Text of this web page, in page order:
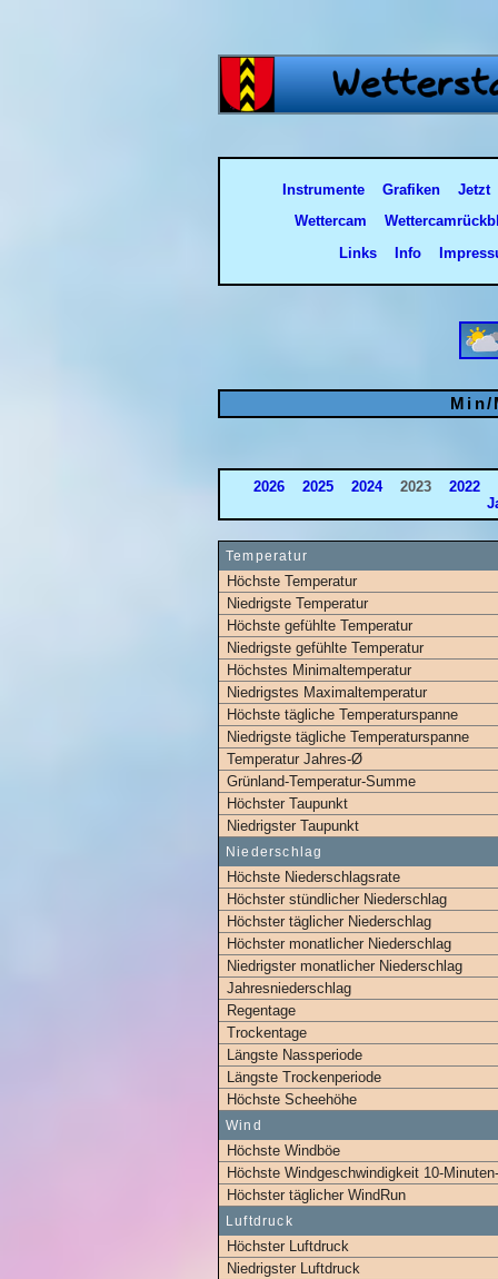
Instrumente Grafiken
Jetzt
Wettercam
Links
Info
Min/
2026 2025 2024 2023
2022
Temperatur
Höchste Temperatur
Niedrigste Temperatur
Höchste gefühlte Temperatur
Niedrigste gefühlte Temperatur
Höchstes Minimaltemperatur
Niedrigstes Maximaltemperatur
Höchste tägliche Temperaturspanne
Niedrigste tägliche Temperaturspanne
Temperatur Jahres-Ø
Grünland-Temperatur-Summe
Höchster Taupunkt
Niedrigster Taupunkt
Niederschlag
Höchste Niederschlagsrate
Höchster stündlicher Niederschlag
Höchster täglicher Niederschlag
Höchster monatlicher Niederschlag
Niedrigster monatlicher Niederschlag
Jahresniederschlag
Regentage
Trockentage
Längste Nassperiode
Längste Trockenperiode
Höchste Scheehöhe
Wind
Höchste Windböe
Höchste Windgeschwindigkeit 10-
Höchster täglicher WindRun
Luftdruck
Höchster Luftdruck
Niedrigster Luftdruck